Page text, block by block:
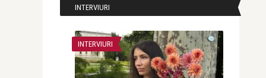
INTERVIURI
INTERVIURI